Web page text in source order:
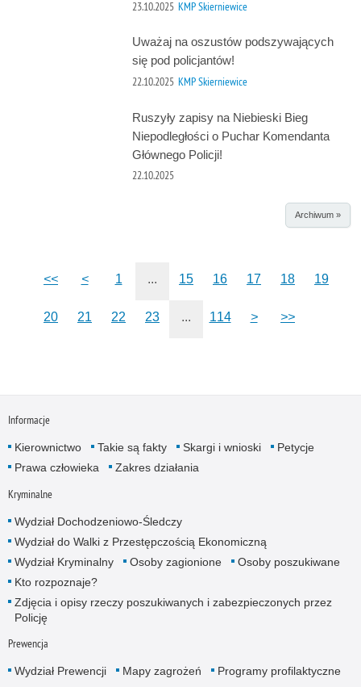
23.10.2025 KMP Skierniewice
Uważaj na oszustów podszywających
się pod policjantów!
22.10.2025 KMP Skierniewice
Ruszyły zapisy na Niebieski Bieg
Niepodległości o Puchar Komendanta
Głównego Policji!
22.10.2025
Archiwum »
<< < 1 ... 15 16 17 18 19
20 21 22 23 ... 114 > >>
Informacje
Kierownictwo Takie są fakty Skargi i wnioski
Petycje
Prawa człowieka
Zakres działania
Kryminalne
Wydział Dochodzeniowo-Śledczy
Wydział do Walki z Przestępczością Ekonomiczną
Wydział Kryminalny
Osoby zagionione
Osoby poszukiwane
Kto rozpoznaje?
Zdjęcia i opisy rzeczy poszukiwanych i zabezpieczonych przez
Policję
Prewencja
Wydział Prewencji Mapy zagrożeń Programy profilaktyczne